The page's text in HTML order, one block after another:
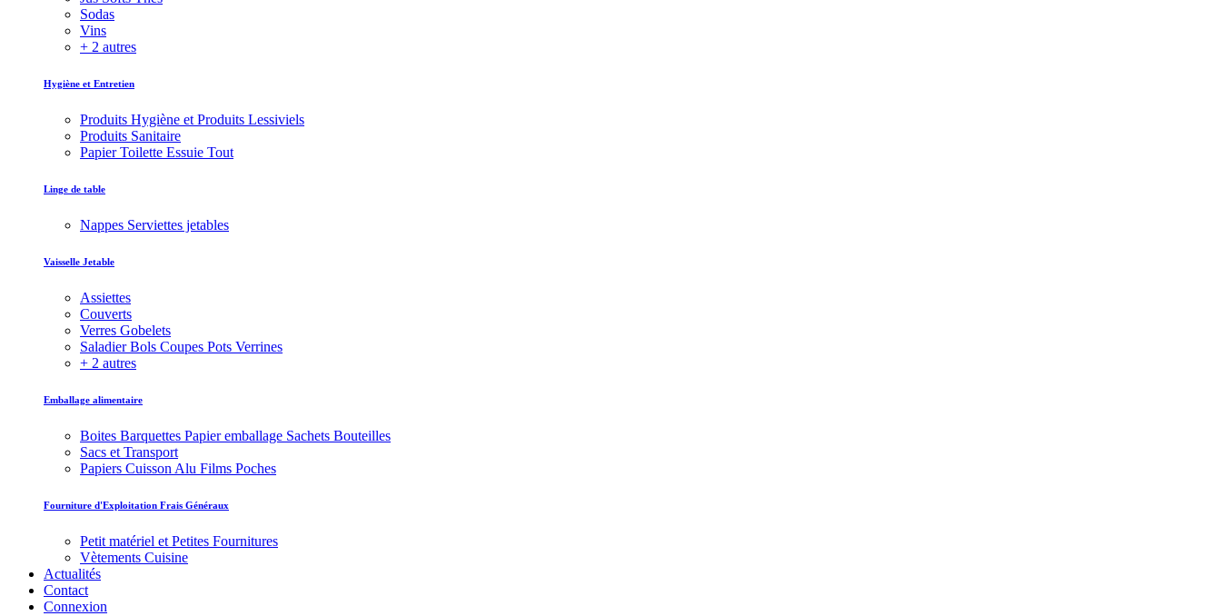
Sodas
Vins
+ 2 autres
Hygiène et Entretien
Produits Hygiène et Produits Lessiviels
Produits Sanitaire
Papier Toilette Essuie Tout
Linge de table
Nappes Serviettes jetables
Vaisselle Jetable
Assiettes
Couverts
Verres Gobelets
Saladier Bols Coupes Pots Verrines
+ 2 autres
Emballage alimentaire
Boites Barquettes Papier emballage Sachets Bouteilles
Sacs et Transport
Papiers Cuisson Alu Films Poches
Fourniture d'Exploitation Frais Généraux
Petit matériel et Petites Fournitures
Vètements Cuisine
Actualités
Contact
Connexion